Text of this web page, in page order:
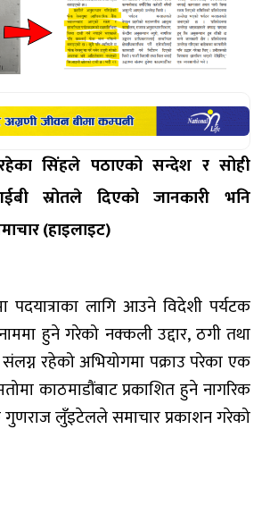
सिंहले पठाएको सन्देश र सोही
स्रोतले दिएको जानकारी भनि
(हाइलाइट)
पदयात्राका लागि आउने विदेशी पर्यटक
हुने गरेको नक्कली उद्दार, ठगी तथा
रहेको अभियोगमा पक्राउ परेका एक
काठमाडौंबाट प्रकाशित हुने नागरिक
लुँइटेलले समाचार प्रकाशन गरेको